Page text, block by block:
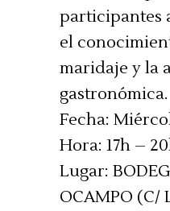
participantes
el
maridaje y la
gastronómica.
Fecha:
Hora: 17h –
Lugar:
OCAMPO (C/